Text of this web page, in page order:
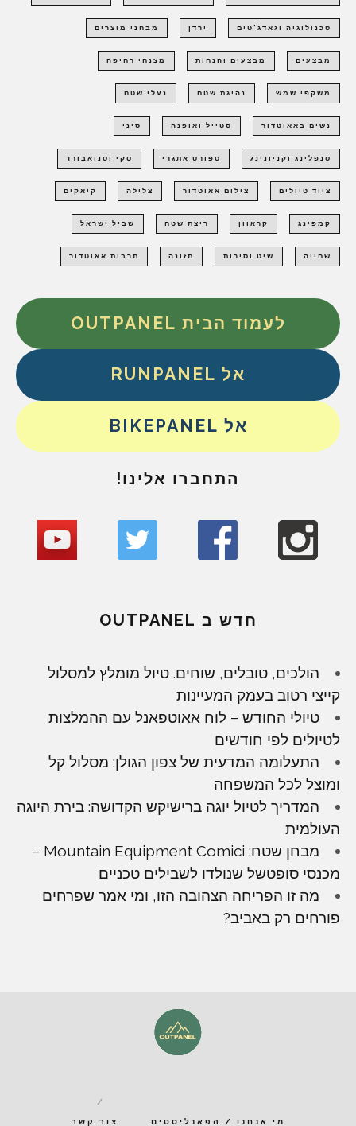
טכנולוגיה וגאדג'טים ירדן מבחני מוצרים
מבצעים מבצעים והנחות מצנחי רחיפה
משקפי שמש נהיגת שטח נעלי שטח
נשים באאוטדור סטייל ואופנה סיני
סנפלינג וקניונינג ספורט אתגרי סקי וסנואבורד
ציוד טיולים צילום אאוטדור צלילה קיאקים
קמפינג קראוון ריצת שטח שביל ישראל
שחייה שיט וסירות תזונה תרבות אאוטדור
לעמוד הבית OUTPANEL
אל RUNPANEL
אל BIKEPANEL
התחברו אלינו!
חדש ב OUTPANEL
הולכים, טובלים, שוחים. טיול מומלץ למסלול
קייצי רטוב בעמק המעיינות
טיולי החודש – לוח אאוטפאנל עם ההמלצות
לטיולים לפי חודשים
התעלומה המדעית של צפון הגולן: מסלול קל
ומוצל לכל המשפחה
המדריך לטיול יוגה ברישיקש הקדושה: בירת היוגה
העולמית
מבחן שטח: Mountain Equipment Comici –
מכנסי סופטשל שנולדו לשבילים טכניים
מה זו הפריחה הצהובה הזו, ומי אמר שפרחים
פורחים רק באביב?
מי אנחנו / הפאנליסטים צור קשר